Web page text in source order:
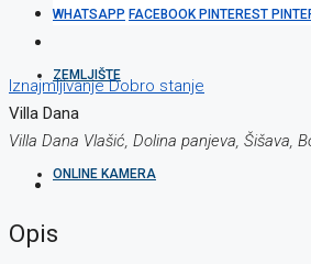
ZEMLJIŠTE
ONLINE KAMERA
WHATSAPP FACEBOOK PINTEREST
IznajmljivanjeDobro stanje
Villa Dana
Villa Dana Vlašić, Dolina panjeva, Šišava,
Opis